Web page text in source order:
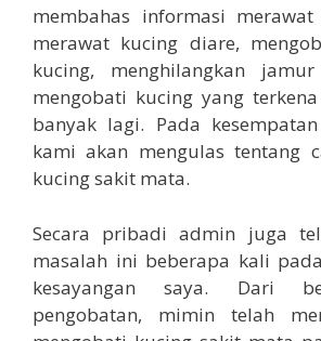
membahas informasi
merawat kucing diare,
kucing, menghilangkan
mengobati kucing yang
banyak lagi. Pada
kami akan mengulas tentang
kucing sakit mata.
Secara pribadi admin juga
masalah ini beberapa kali
kesayangan saya. Dari
pengobatan, mimin telah